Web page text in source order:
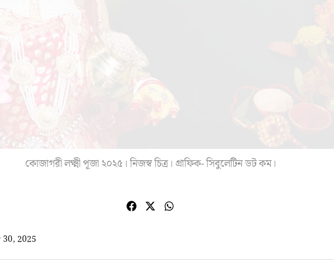
কোজাগরী লক্ষ্মী পূজা ২০২৫। নিজস্ব চিত্র। গ্রাফিক- সিবুলেটিন ডট কম।
30, 2025